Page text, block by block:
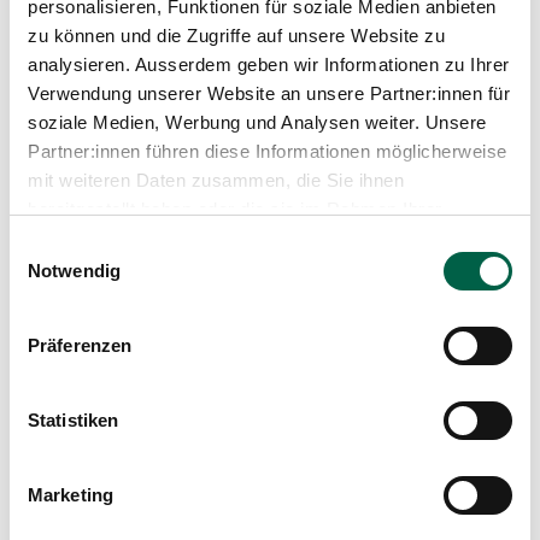
personalisieren, Funktionen für soziale Medien anbieten
zu können und die Zugriffe auf unsere Website zu
analysieren. Ausserdem geben wir Informationen zu Ihrer
Verwendung unserer Website an unsere Partner:innen für
soziale Medien, Werbung und Analysen weiter. Unsere
Partner:innen führen diese Informationen möglicherweise
mit weiteren Daten zusammen, die Sie ihnen
Notwendig
Präferenzen
Statistiken
Marketing
Erfolgreich abgeschlossen: Herzliche
Sie messen Blutdruck, richten Betten, reinigen